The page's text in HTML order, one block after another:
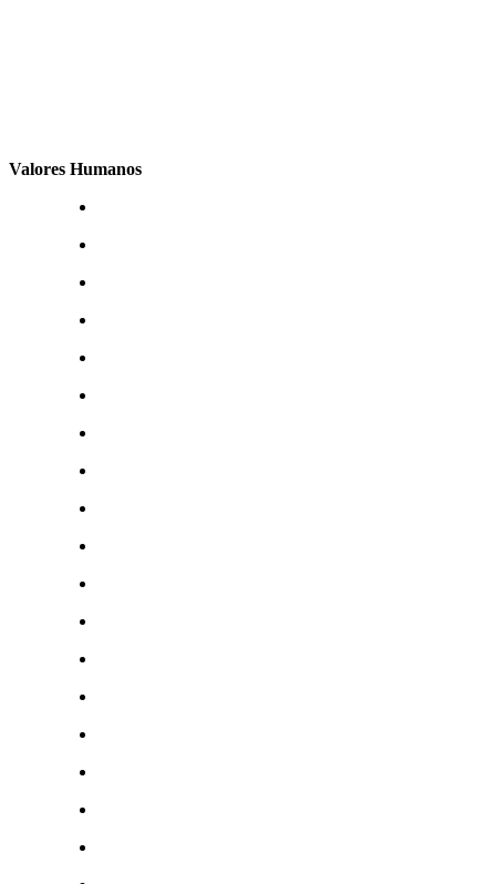
Valores Humanos